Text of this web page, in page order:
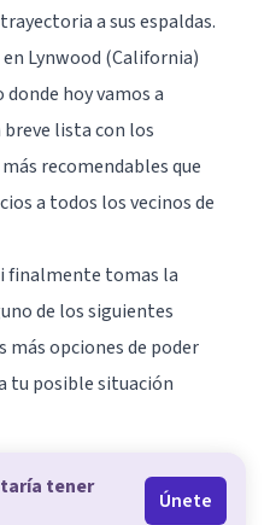
a sus espaldas.
Lynwood (California)
hoy vamos a
lista con los
recomendables que
a todos los vecinos de
finalmente tomas la
de los siguientes
más opciones de poder
tu posible situación
tener
Únete